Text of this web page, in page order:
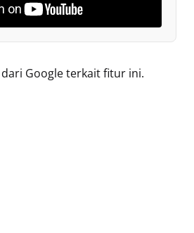
Google terkait fitur ini.